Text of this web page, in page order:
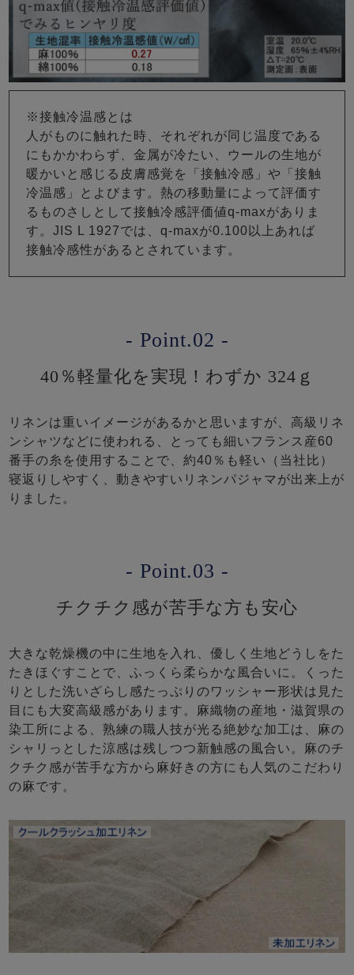
※接触冷温感とは
人がものに触れた時、それぞれが同じ温度である
にもかかわらず、金属が冷たい、ウールの生地が
暖かいと感じる皮膚感覚を「接触冷感」や「接触
冷温感」とよびます。熱の移動量によって評価す
るものさしとして接触冷感評価値q-maxがありま
す。JIS L 1927では、q-maxが0.100以上あれば
接触冷感性があるとされています。
- Point.02 -
40％軽量化を実現！わずか 324ｇ
リネンは重いイメージがあるかと思いますが、高級リネ
ンシャツなどに使われる、とっても細いフランス産60
番手の糸を使用することで、約40％も軽い（当社比）
寝返りしやすく、動きやすいリネンパジャマが出来上が
りました。
- Point.03 -
チクチク感が苦手な方も安心
大きな乾燥機の中に生地を入れ、優しく生地どうしをた
たきほぐすことで、ふっくら柔らかな風合いに。くった
りとした洗いざらし感たっぷりのワッシャー形状は見た
目にも大変高級感があります。麻織物の産地・滋賀県の
染工所による、熟練の職人技が光る絶妙な加工は、麻の
シャリっとした涼感は残しつつ新触感の風合い。麻のチ
クチク感が苦手な方から麻好きの方にも人気のこだわり
の麻です。